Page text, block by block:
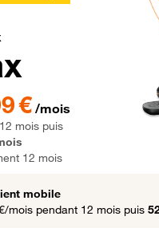
Max
mois pendant 12 mois
€/mois
mois puis
12 mois
mobile
mois pendant 12 mois puis